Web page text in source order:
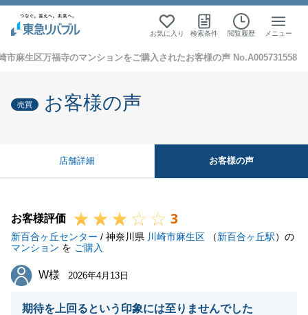
お気に入り 検索条件 閲覧履歴 メニュー
市麻生区万福寺のマンションをご購入されたお客様の声 No.A005731558
売買 お客様の声
店舗詳細 お客様の声
お客様評価 3
新百合ヶ丘センター / 神奈川県 川崎市麻生区 （新百合ヶ丘駅）の
マンション を ご購入
W様
W様 2026年4月13日
期待を上回るという印象には至りませんでした